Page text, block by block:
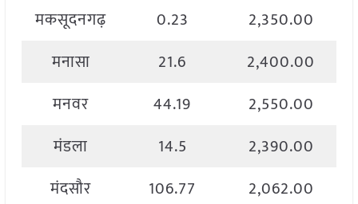
मकसूदनगढ़
0.23
2,350.00
मनासा
21.6
2,400.00
मनवर
44.19
2,550.00
मंडला
14.5
2,390.00
मंदसौर
106.77
2,062.00